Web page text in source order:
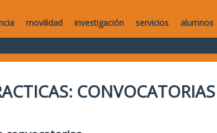
movilidad investigación servicios alumnos
CONVOCATORIAS